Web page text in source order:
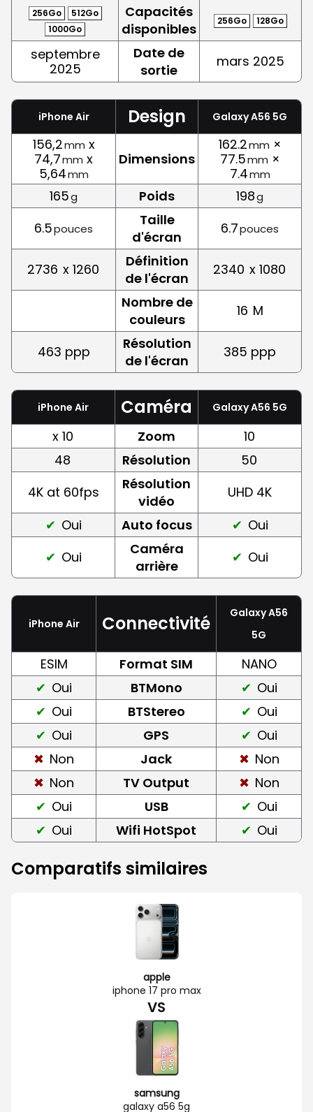
256Go
512Go
1000Go
Capacités
disponibles
256Go 128Go
septembre
2025
Date de
sortie
mars 2025
iPhone Air Design Galaxy A56 5G
156,2mm x
74,7mm x
5,64mm
Dimensions
162.2mm ×
77.5mm ×
7.4mm
165g Poids 198g
6.5pouces
Taille
d'écran
6.7pouces
2736 x 1260
Définition
de l'écran
2340 x 1080
Nombre de
couleurs
16 M
463 ppp
Résolution
de l'écran
385 ppp
iPhone Air Caméra Galaxy A56 5G
x 10 Zoom
10
48
Résolution
50
4K at 60fps
Résolution
vidéo
UHD 4K
Oui
Auto focus
Oui
Oui
Caméra
arrière
Oui
iPhone Air Connectivité
Galaxy A56
5G
ESIM Format SIM
NANO
Oui
BTMono
Oui
Oui
BTStereo
Oui
Oui
GPS
Oui
Non
Jack
Non
Non
TV Output
Non
Oui
USB
Oui
Oui
Wifi HotSpot Oui
Comparatifs similaires
apple
iphone 17 pro max
VS
samsung
galaxy a56 5g